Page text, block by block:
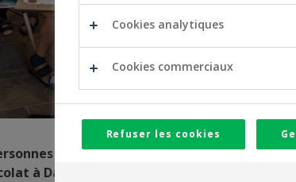
handicapées à l’art des
à Dadizele.
Cookies analytiques
Cookies commerciaux
Refuser les cookies